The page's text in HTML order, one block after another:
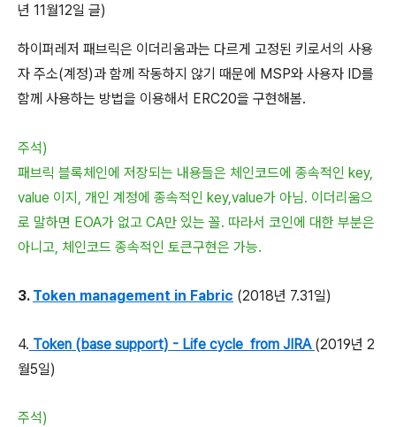
년 11월12일 글)
하이퍼레저 패브릭은 이더리움과는 다르게 고정된 키로서의 사용
자 주소(계정)과 함께 작동하지 않기 때문에 MSP와 사용자 ID를
함께 사용하는 방법을 이용해서 ERC20을 구현해봄.
주석)
패브릭 블록체인에 저장되는 내용들은 체인코드에 종속적인 key,
value 이지, 개인 계정에 종속적인 key,value가 아님. 이더리움으
로 말하면 EOA가 없고 CA만 있는 꼴. 따라서 코인에 대한 부분은
아니고, 체인코드 종속적인 토큰구현은 가능.
3. Token management in Fabric (2018년 7.31일)
4. Token (base support) - Life cycle from JIRA (2019년 2
월5일)
주석)